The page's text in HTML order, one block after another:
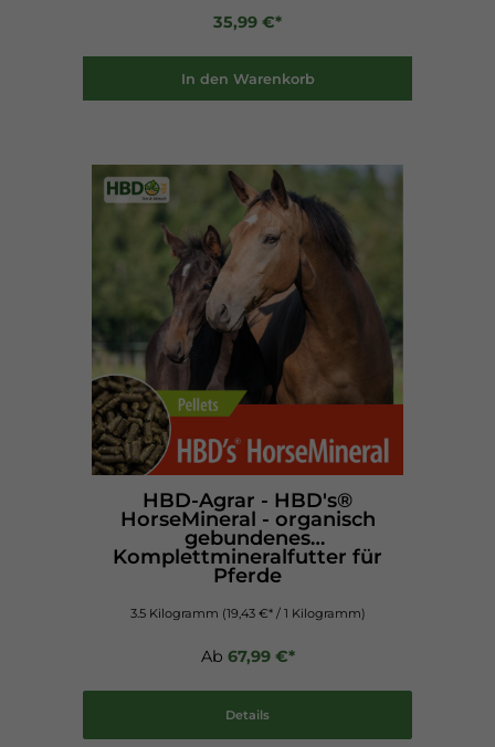
35,99 €*
In den Warenkorb
HBD-Agrar - HBD's®
HorseMineral - organisch
gebundenes
Komplettmineralfutter für
Pferde
3.5 Kilogramm (19,43 €* / 1 Kilogramm)
Ab 67,99 €*
Details